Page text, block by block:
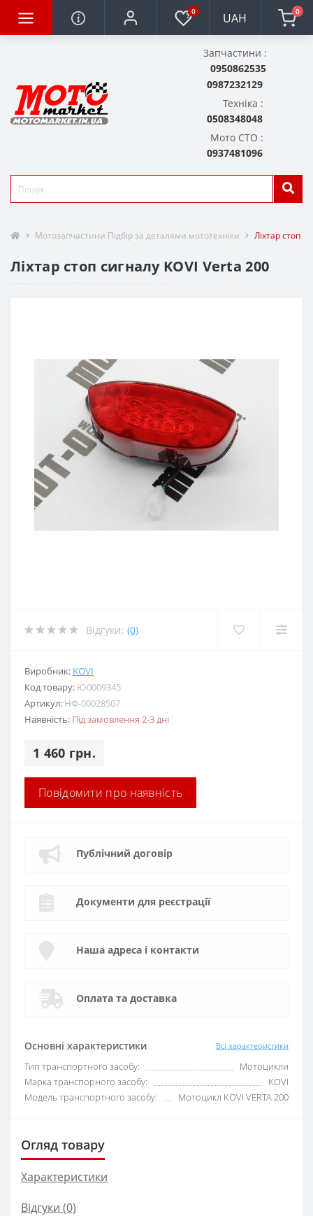
0 UAH 0
Запчастини :
0950862535
0987232129
Техніка :
0508348048
Мото СТО :
0937481096
Мотозапчастини Підбір за деталями мототехніки Ліхтар стоп
Ліхтар стоп сигналу KOVI Verta 200
Відгуки: (0)
Виробник: KOVI
Код товару: Ю0009345
Артикул: НФ-00028507
Наявність: Під замовлення 2-3 дні
1 460 грн.
Повідомити про наявність
Основні характеристики Всі характеристики
Тип транспортного засобу:
Мотоцикли
Марка транспорного засобу:
KOVI
Модель транспортного засобу:
Мотоцикл KOVI VERTA 200
Публічний договір
Документи для реєстрації
Наша адреса і контакти
Оплата та доставка
Огляд товару
Характеристики
Відгуки (0)